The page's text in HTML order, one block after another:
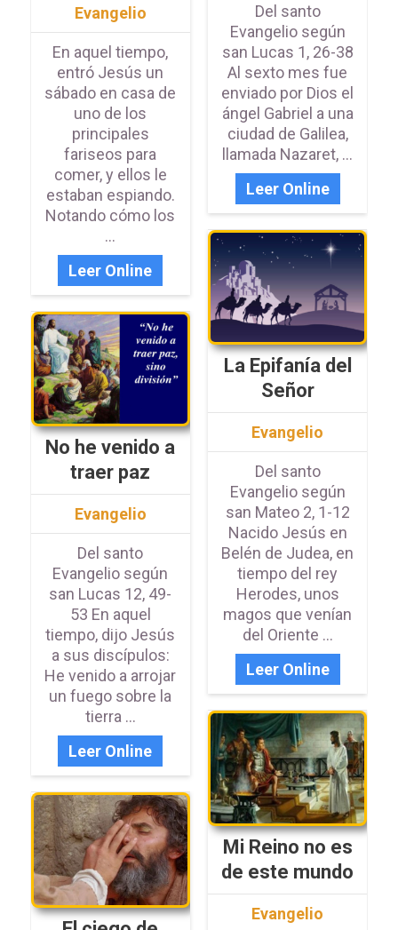
Del santo
Evangelio según
san Lucas 1, 26-38
Al sexto mes fue
enviado por Dios el
ángel Gabriel a una
ciudad de Galilea,
llamada Nazaret, ...
Leer Online
Evangelio
En aquel tiempo,
entró Jesús un
sábado en casa de
uno de los
principales
fariseos para
comer, y ellos le
estaban espiando.
Notando cómo los
...
Leer Online
La Epifanía del
Señor
Evangelio
Del santo
Evangelio según
san Mateo 2, 1-12
Nacido Jesús en
Belén de Judea, en
tiempo del rey
Herodes, unos
magos que venían
del Oriente ...
Leer Online
No he venido a
traer paz
Evangelio
Del santo
Evangelio según
san Lucas 12, 49-
53 En aquel
tiempo, dijo Jesús
a sus discípulos:
He venido a arrojar
un fuego sobre la
tierra ...
Leer Online
Mi Reino no es
de este mundo
Evangelio